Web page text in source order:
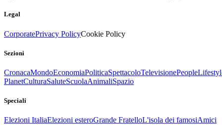
Legal
CorporatePrivacy PolicyCookie Policy
Sezioni
CronacaMondoEconomiaPoliticaSpettacoloTelevisionePeople
PlanetCulturaSaluteScuolaAnimaliSpazio
Speciali
Elezioni ItaliaElezioni esteroGrande FratelloL'isola dei famosiAmici